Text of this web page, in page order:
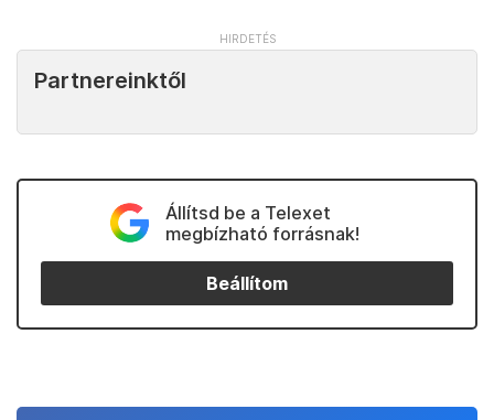
Partnereinktől
Állítsd be a Telexet
megbízható forrásnak!
Beállítom